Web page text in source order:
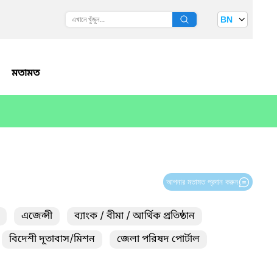
BN
মতামত
আপনার মতামত প্রদান করুন
এজেন্সী
ব্যাংক / বীমা / আর্থিক প্রতিষ্ঠান
বিদেশী দূতাবাস/মিশন
জেলা পরিষদ পোর্টাল